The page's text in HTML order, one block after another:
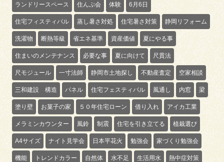
ランドリースペース 住んぷ会 体験 6月6日
住宅フィスティバル 蒸し暑さ対処 住宅暑さ対策 静岡リフォーム
洗濯物 断熱等級 省エネ基準 資産価値 夏にやる事
住まいのメンテナンス 必要な事 夏に向けて 尺貫法
尺モジュール 一寸法師 静岡市土地探し 不動産査定 空家相談
三和建設 構造 パネル 住宅フェスティバル 風通し 内窓 梁
塗り壁 お菓子の家 ５０年住宅ローン 借り入れ アイカ工業
メラミンカウンター 風鈴 制震 住宅を引き立てる 植栽選び
A4サイズ ナイト見学会 日本平花火 勉強会 家づくり勉強会
機能 トレンドカラー 自然体 水不足 生活用水 熱中症対策